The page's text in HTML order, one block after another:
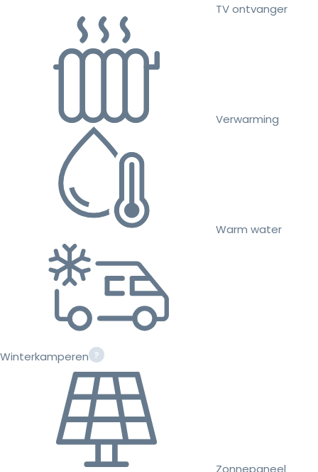
TV ontvanger
Verwarming
Warm water
Winterkamperen
Zonnepaneel